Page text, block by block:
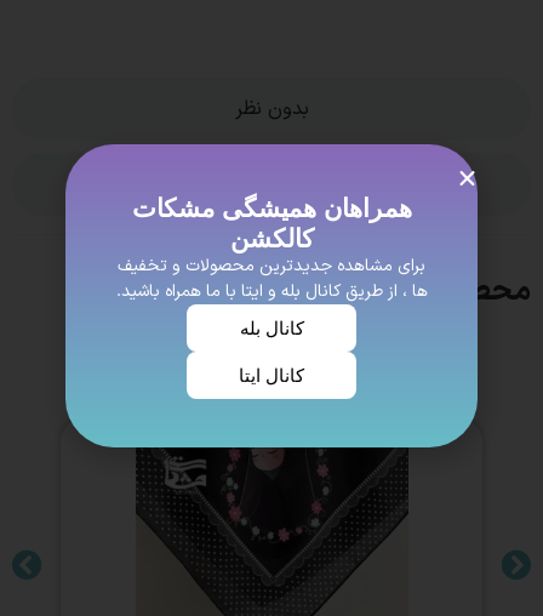
بدون نظر
محصولات مشابه
همراهان همیشگی مشکات
کالکشن
برای مشاهده جدیدترین محصولات و تخفیف
ها ، از طریق کانال بله و ایتا با ما همراه باشید.
کانال بله
کانال ایتا